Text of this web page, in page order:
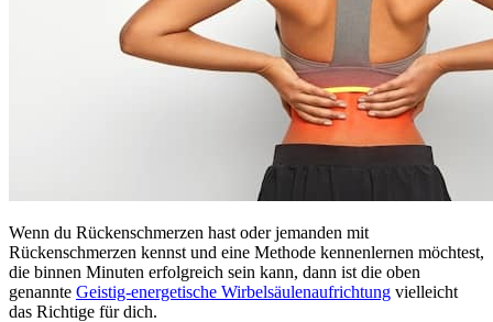
Wenn du Rückenschmerzen hast oder jemanden mit
Rückenschmerzen kennst und eine Methode kennenlernen möchtest,
die binnen Minuten erfolgreich sein kann, dann ist die oben
genannte Geistig-energetische Wirbelsäulenaufrichtung vielleicht
das Richtige für dich.